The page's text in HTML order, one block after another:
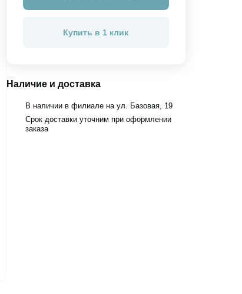
Купить в 1 клик
Наличие и доставка
В наличии в филиале на ул. Базовая, 19
Срок доставки уточним при оформлении
заказа